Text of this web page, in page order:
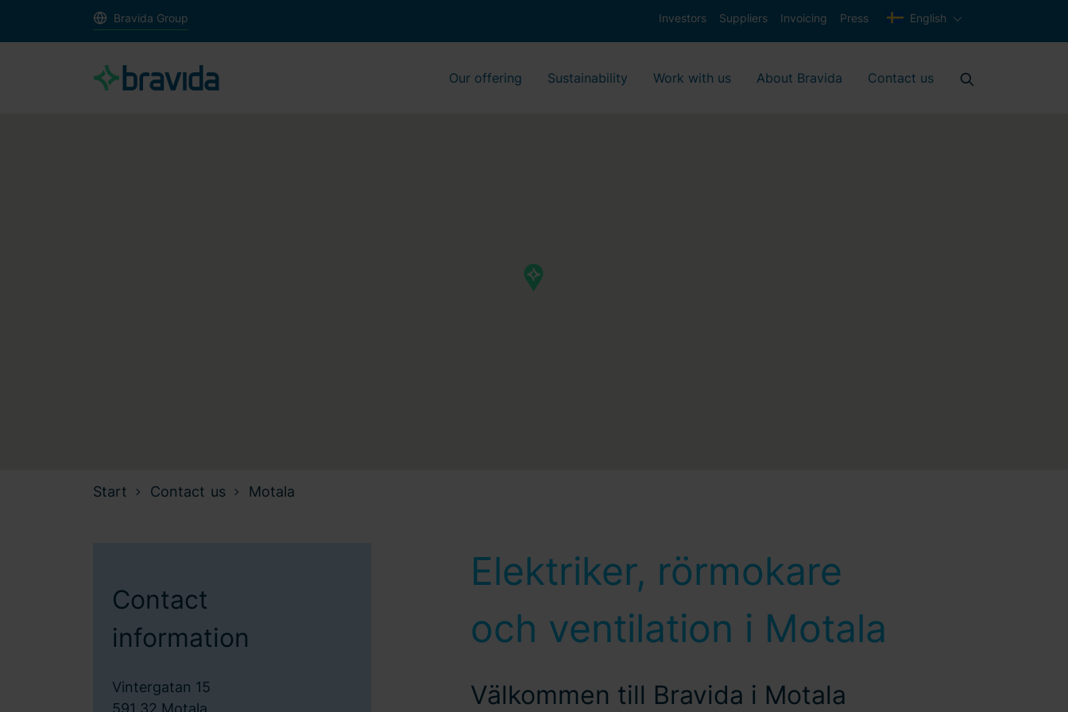
Bravida Group Investors Suppliers Invoicing Press English
Our offering Sustainability Work with us About Bravida Contact us
Start Contact us Motala
Contact
information
Vintergatan 15
591 32 Motala
Elektriker, rörmokare
och ventilation i Motala
Välkommen till Bravida i Motala